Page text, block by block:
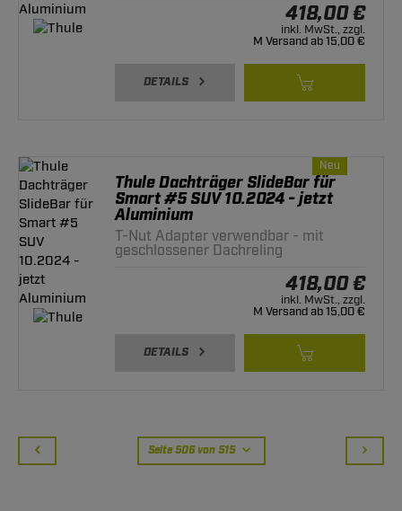
418,00 €
inkl. MwSt., zzgl.
M Versand ab 15,00 €
DETAILS
Neu
Thule Dachträger SlideBar für
Smart #5 SUV 10.2024 - jetzt
Aluminium
T-Nut Adapter verwendbar - mit
geschlossener Dachreling
418,00 €
inkl. MwSt., zzgl.
M Versand ab 15,00 €
DETAILS
Seite 506 von 515